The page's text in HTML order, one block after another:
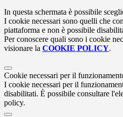
In questa schermata è possibile
I cookie necessari sono quelli che
piattaforma e non è possibile
Per conoscere quali sono i cookie
visionare la COOKIE POLICY.
Cookie necessari per il
I cookie necessari per il
disabilitati. È possibile consultare
policy.